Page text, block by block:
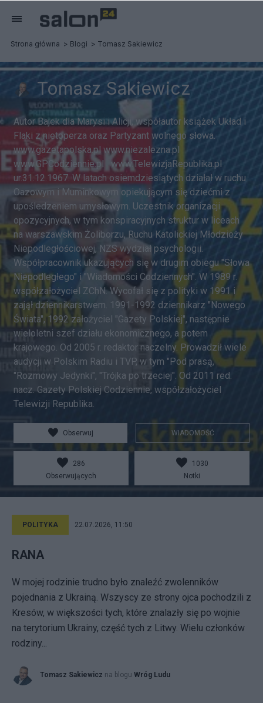
Strona główna Blogi Tomasz Sakiewicz
Tomasz Sakiewicz
Autor Bajek dla Marysi i Alicji, współautor książek Układ i
Flaki z nietoperza oraz Partyzant wolnego słowa.
www.gazetapolska.pl www.niezalezna.pl
www.GPCodziennie.pl www.TelewizjaRepublika.pl
ur.31.12.1967. W latach osiemdziesiątych działał w ruchu
Oazowym i Muminkowym opiekującym się dziećmi z
upośledzeniem umysłowym. Uczestnik organizacji
opozycyjnych, w tym konspiracyjnych struktur w liceach
na warszawskim Żoliborzu, Ruchu Katolickiej Młodzieży
Niepodległościowej, NZS wydział psychologii.
Współpracownik ukazujących się w drugim obiegu "Słowa
Niepodległego" i "Wiadomości Codziennych". W 1989 r.
współzałożyciel ZChN. Wycofał się z polityki w 1991 i
zajął dziennikarstwem. 1991-1992 dziennikarz "Nowego
Świata", 1992 założyciel "Gazety Polskiej", następnie
wieloletni szef działu ekonomicznego, a potem
krajowego. Od 2005 r. redaktor naczelny. Prowadził wiele
audycji w Polskim Radiu i TVP, w tym "Pod prasą,
"Rozmowy Jedynki", "Trójka po trzeciej". Od 2011 red.
nacz. Gazety Polskiej Codziennie, współzałożyciel
Telewizji Republika.
Obserwuj WIADOMOŚĆ
286
Obserwujących
1030
Notki
POLITYKA 22.07.2026, 11:50
RANA
W mojej rodzinie trudno było znaleźć zwolenników
pojednania z Ukrainą. Wszyscy ze strony ojca pochodzili z
Kresów, w większości tych, które znalazły się po wojnie
na terytorium Ukrainy, część tych z Litwy. Wielu członków
rodziny...
Tomasz Sakiewicz na blogu Wróg Ludu